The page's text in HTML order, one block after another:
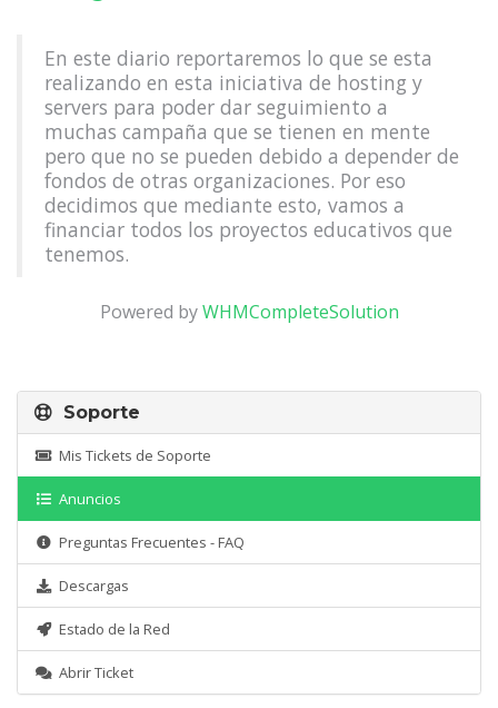
En este diario reportaremos lo que se esta
realizando en esta iniciativa de hosting y
servers para poder dar seguimiento a
muchas campaña que se tienen en mente
pero que no se pueden debido a depender de
fondos de otras organizaciones. Por eso
decidimos que mediante esto, vamos a
financiar todos los proyectos educativos que
tenemos.
Powered byWHMCompleteSolution
Soporte
Mis Tickets de Soporte
Anuncios
Preguntas Frecuentes - FAQ
Descargas
Estado de la Red
Abrir Ticket